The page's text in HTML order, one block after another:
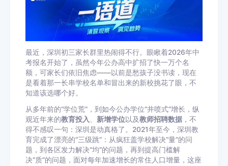
最近，深圳初三家长群里热闹得不行。眼瞅着2026年中
考报名开始了，虽然今年公办高中扩招了快一万个名
额，可家长们依旧焦虑——以前是愁孩子没书读，现在
是看着那一长串学校名单和冒出来的新校挑花了眼，不
知道该选哪个好。
从多年前的“学位荒”，到如今公办学位“井喷式”增长，纵
观近年来的教育投入 新增学位以及教师招聘数据 ，不
得不感叹一句：深圳是动真格了。2021年至今，深圳教
育完成了漂亮的“三级跳”：从疯狂盖学校解决“量”的问
题，到各区发力解决“均”的问题，再到提高门槛解
决“质”的问题，面对每年加速增长的常住人口增量，这座